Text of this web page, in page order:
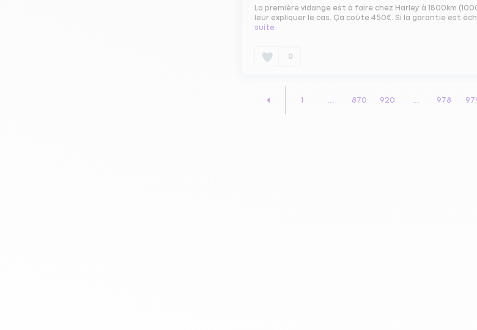
La première vidange est à faire chez Harley à 1800km
leur expliquer le cas. Ça coûte 450€. Si la garantie est
suite
0
1 ... 870 920 ... 978